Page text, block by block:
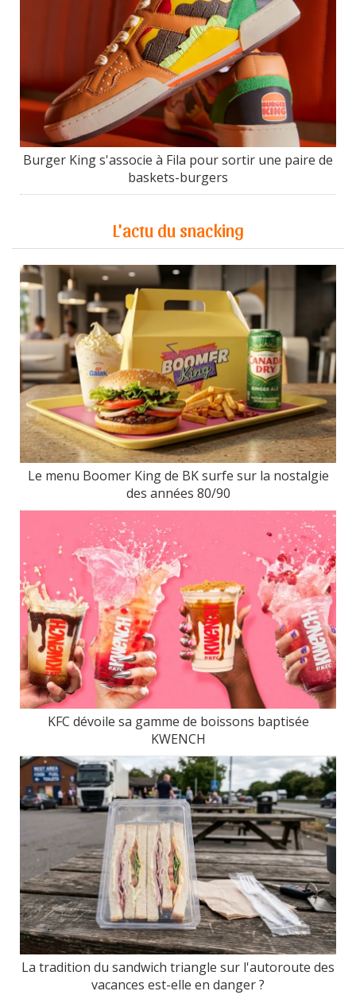
Burger King s'associe à Fila pour sortir une paire de
baskets-burgers
L'actu du snacking
Le menu Boomer King de BK surfe sur la nostalgie
des années 80/90
KFC dévoile sa gamme de boissons baptisée
KWENCH
La tradition du sandwich triangle sur l'autoroute des
vacances est-elle en danger ?